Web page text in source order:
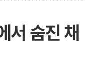
추미애, '위안부
인천 선재도 갯
서 숨진 채